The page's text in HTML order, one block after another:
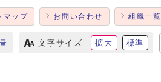
マップ お問い合わせ 組織一覧
文字サイズ 拡大 標準